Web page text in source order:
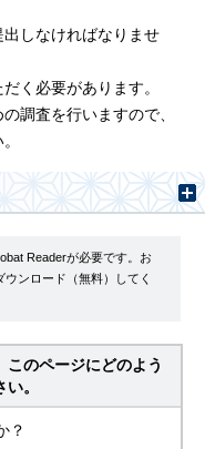
しなければなりませ
く必要があります。
調査を行いますので、
Readerが必要です。お
ウンロード（無料）してく
このページにどのよう
。
？